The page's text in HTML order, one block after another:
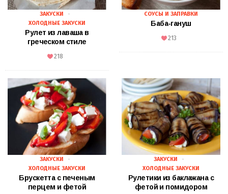
ЗАКУСКИ
ХОЛОДНЫЕ ЗАКУСКИ
Рулет из лаваша в
греческом стиле
218
СОУСЫ И ЗАПРАВКИ
Баба-гануш
213
ЗАКУСКИ
ХОЛОДНЫЕ ЗАКУСКИ
Брускетта с печеным
перцем и фетой
ЗАКУСКИ
ХОЛОДНЫЕ ЗАКУСКИ
Рулетики из баклажана с
фетой и помидором